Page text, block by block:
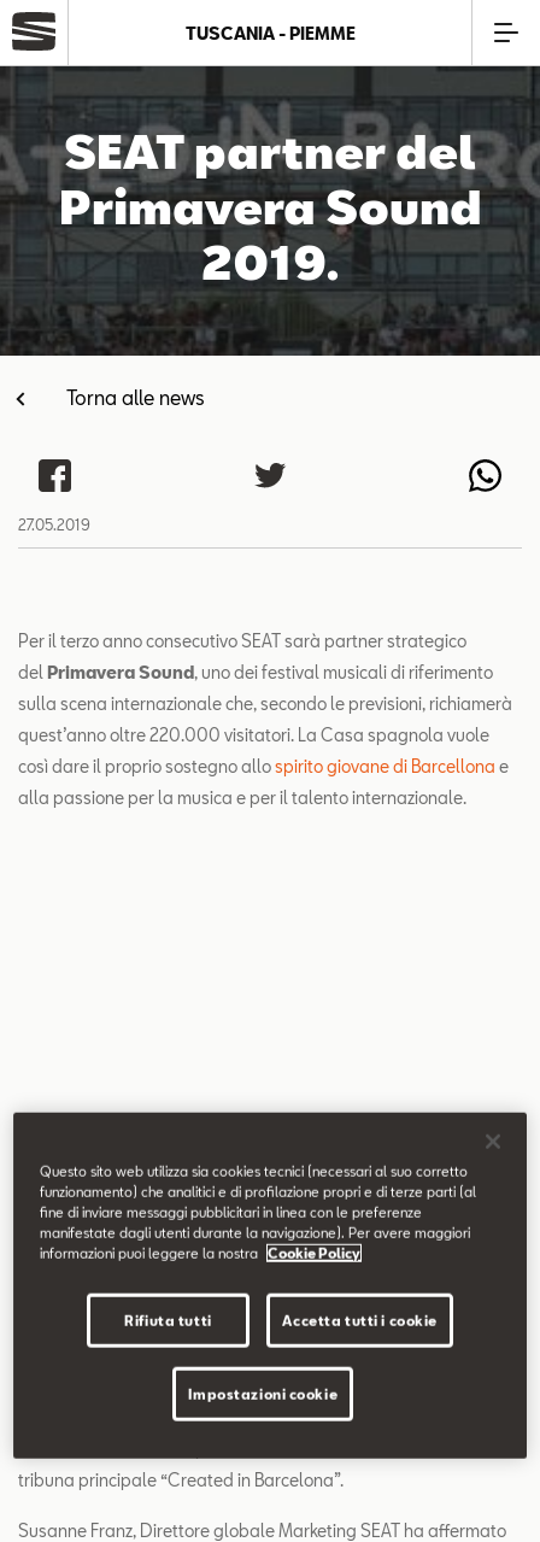
Azienda
Modelli
Offerte
Service
Business
SEAT Usato Certificato
Contatti
TUSCANIA - PIEMME
SEAT partner del
Primavera Sound
2019.
Torna alle news
27.05.2019
Per il terzo anno consecutivo SEAT sarà partner strategico
del Primavera Sound, uno dei festival musicali di riferimento
sulla scena internazionale che, secondo le previsioni, richiamerà
quest’anno oltre 220.000 visitatori. La Casa spagnola vuole
così dare il proprio sostegno allospirito giovane di Barcellona e
alla passione per la musica e per il talento internazionale.
La collaborazione comprende diversi brand, tra i quali, in
particolare, la nuova piattaforma digitale e audiovisiva Radio
Primavera Sound nonché il SEAT Village Stage, sul quale si
esibiranno 13 artisti hip hop spagnoli e internazionali che
andranno ad aggiungersi alla ricca scaletta del festival, oltre ai
DJ di tre storiche band indie internazionali a conclusione di ogni
tribuna principale “Created in Barcelona”.
Susanne Franz, Direttore globale Marketing SEAT ha affermato
Questo sito web utilizza sia cookies tecnici (necessari al suo corretto
funzionamento) che analitici e di profilazione propri e di terze parti (al
fine di inviare messaggi pubblicitari in linea con le preferenze
manifestate dagli utenti durante la navigazione). Per avere maggiori
informazioni puoi leggere la nostra Cookie Policy
Rifiuta tutti Accetta tutti i cookie
Impostazioni cookie